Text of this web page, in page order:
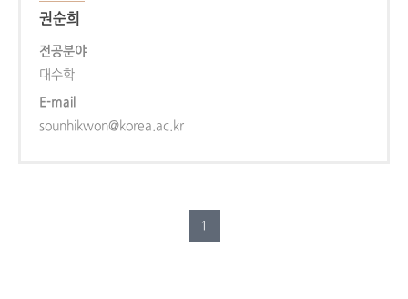
권순희
전공분야
대수학
E-mail
sounhikwon@korea.ac.kr
1